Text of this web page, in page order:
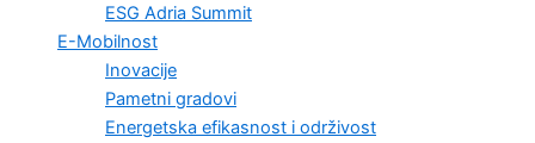
ESG Adria Summit
E-Mobilnost
Inovacije
Pametni gradovi
Energetska efikasnost i održivost